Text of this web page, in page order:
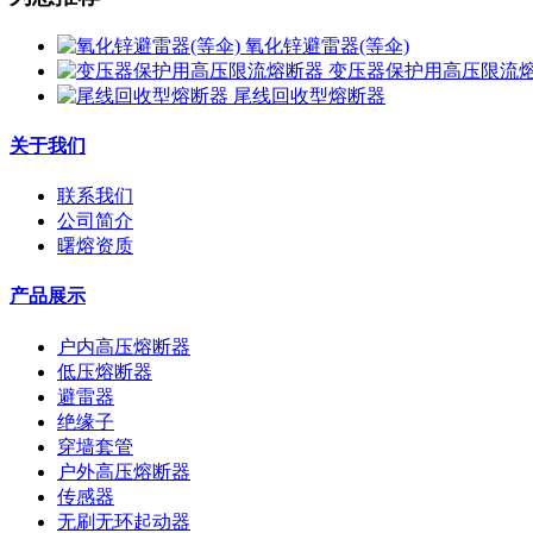
氧化锌避雷器(等伞)
变压器保护用高压限流
尾线回收型熔断器
关于我们
联系我们
公司简介
曙熔资质
产品展示
户内高压熔断器
低压熔断器
避雷器
绝缘子
穿墙套管
户外高压熔断器
传感器
无刷无环起动器